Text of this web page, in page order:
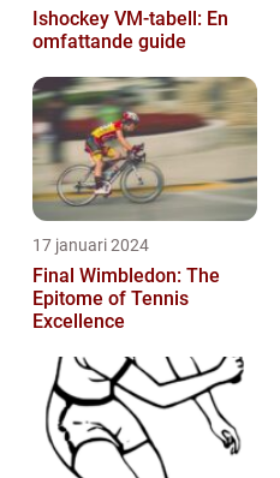
Ishockey VM-tabell: En
omfattande guide
17 januari 2024
Final Wimbledon: The
Epitome of Tennis
Excellence